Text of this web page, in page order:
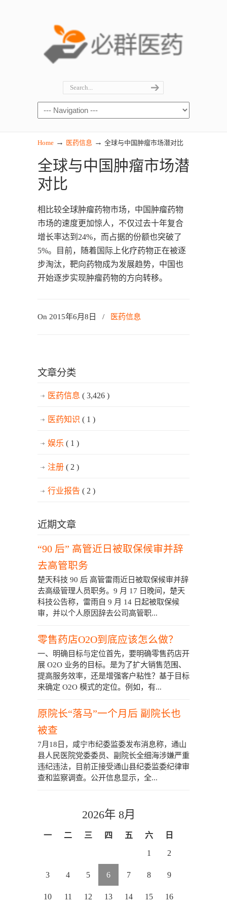
Home → 医药信息 → 全球与中国肿瘤市场潜对比
全球与中国肿瘤市场潜
对比
相比较全球肿瘤药物市场，中国肿瘤药物
市场的速度更加惊人，不仅过去十年复合
增长率达到24%，而占据的份额也突破了
5%。目前，随着国际上化疗药物正在被逐
步淘汰，靶向药物成为发展趋势，中国也
开始逐步实现肿瘤药物的方向转移。
On 2015年6月8日 / 医药信息
文章分类
医药信息 ( 3,426 )
医药知识 ( 1 )
娱乐 ( 1 )
注册 ( 2 )
行业报告 ( 2 )
近期文章
“90 后” 高管近日被取保候审并辞
去高管职务
楚天科技 90 后 高管雷雨近日被取保候审并辞
去高级管理人员职务。9 月 17 日晚间，楚天
科技公告称，雷雨自 9 月 14 日起被取保候
审，并以个人原因辞去公司高管职...
零售药店O2O到底应该怎么做？
一、明确目标与定位首先，要明确零售药店开
展 O2O 业务的目标。是为了扩大销售范围、
提高服务效率，还是增强客户粘性？基于目标
来确定 O2O 模式的定位。例如，有...
原院长“落马”一个月后 副院长也
被查
7月18日，咸宁市纪委监委发布消息称，通山
县人民医院党委委员、副院长全细海涉嫌严重
违纪违法，目前正接受通山县纪委监委纪律审
查和监察调查。公开信息显示，全...
2026年 8月
一 二 三 四 五 六 日
1 2
3 4 5 6 7 8 9
10 11 12 13 14 15 16